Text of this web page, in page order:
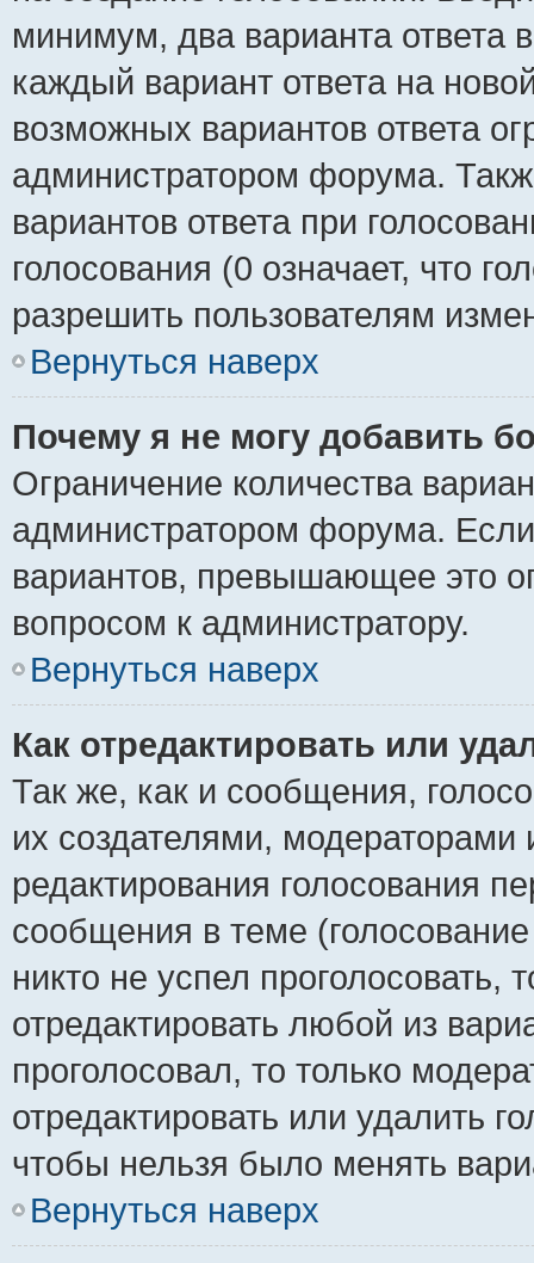
минимум, два варианта ответа
каждый вариант ответа на
возможных вариантов ответа
администратором форума.
вариантов ответа при
голосования (0 означает, что
разрешить пользователям
Вернуться наверх
Почему я не могу добавить
Ограничение количества
администратором форума.
вариантов, превышающее это
вопросом к администратору.
Вернуться наверх
Как отредактировать или
Так же, как и сообщения,
их создателями,
редактирования голосования
сообщения в теме
никто не успел проголосовать,
отредактировать любой из
проголосовал, то только
отредактировать или удалить
чтобы нельзя было менять
Вернуться наверх